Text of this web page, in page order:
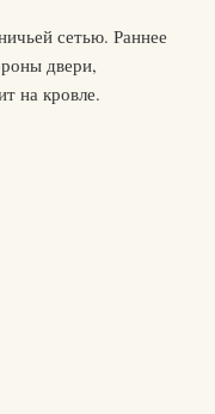
сетью. Раннее
двери,
на кровле.